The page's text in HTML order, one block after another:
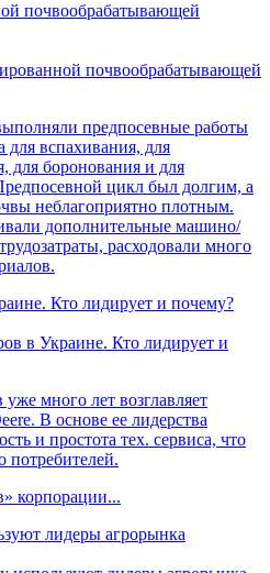
почвообрабатывающей
предпосевные работы
для вспахивания, для
для боронования и для
цикл был долгим, а
неблагоприятно плотным.
дополнительные машино/
расходовали много
Кто лидирует и почему?
много лет возглавляет
В основе ее лидерства
и простота тех. сервиса, что
потребителей.
корпорации...
лидеры агрорынка